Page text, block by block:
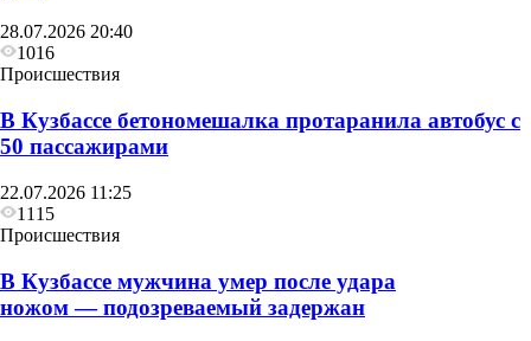
28.07.2026 20:40
1016
Происшествия
В Кузбассе бетономешалка протаранила автобус с
50 пассажирами
22.07.2026 11:25
1115
Происшествия
В Кузбассе мужчина умер после удара
ножом — подозреваемый задержан